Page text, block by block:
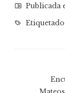
Publicada